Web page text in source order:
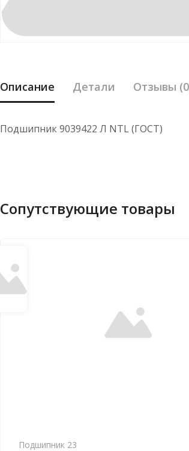
Описание Детали Отзывы
Подшипник 9039422 Л NTL (ГОСТ)
Сопутствующие товары
Подшипник 23